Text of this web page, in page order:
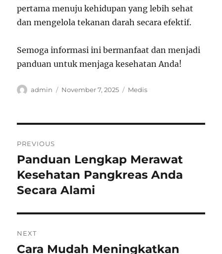
pertama menuju kehidupan yang lebih sehat
dan mengelola tekanan darah secara efektif.
Semoga informasi ini bermanfaat dan menjadi
panduan untuk menjaga kesehatan Anda!
Author
admin
Posted
November 7, 2025 Categories
Medis
navigation
PREVIOUS
Previous
post:
Panduan Lengkap Merawat
Kesehatan Pangkreas Anda
Secara Alami
NEXT
Next
Cara Mudah Meningkatkan